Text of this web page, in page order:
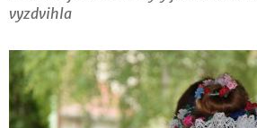
vyzdvihla